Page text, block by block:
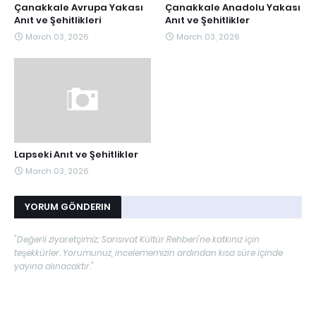
Çanakkale Avrupa Yakası
Anıt ve Şehitlikleri
March 03, 2026
Çanakkale Anadolu Yakası
Anıt ve Şehitlikler
March 03, 2026
Lapseki Anıt ve Şehitlikler
March 03, 2026
YORUM GÖNDERIN
"Değerli ziyaretçimiz; Sarısıvat Kültür Rehberi'ne katkınız için
teşekkürler. Yorumunuz, incelememizin ardından kısa süre içinde
yayına alınacaktır."